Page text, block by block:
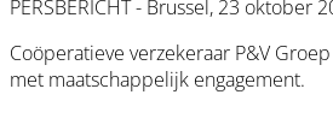
PERSBERICHT - Brussel, 23 oktober
Coöperatieve verzekeraar P&V
met maatschappelijk engagement.